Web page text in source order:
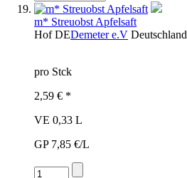
m* Streuobst Apfelsaft
Hof DEDemeter e.V Deutschland
pro Stck
2,59 € *
VE 0,33 L
GP 7,85 €/L